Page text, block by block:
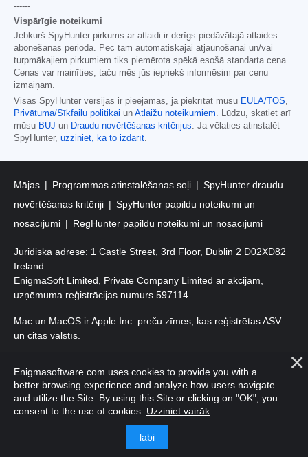
------
Vispārīgie noteikumi
Jebkurš SpyHunter pirkums ar atlaidi ir derīgs piedāvātajā atlaides
abonēšanas periodā. Pēc tam automātiskajai atjaunošanai un/vai
turpmākajiem pirkumiem tiks piemērota spēkā esošā standarta cena.
Cenas var mainīties, taču mēs jūs iepriekš informēsim par cenu
izmaiņām.
Visas SpyHunter versijas ir pieejamas, ja piekrītat mūsu EULA/TOS,
Privātuma/Sīkfailu politikai un Atlaižu noteikumiem. Lūdzu, skatiet arī
mūsu BUJ un Draudu novērtēšanas kritērijus. Ja vēlaties atinstalēt
SpyHunter, uzziniet, kā to izdarīt.
Mājas Programmas atinstalēšanas soļi
SpyHunter draudu
novērtēšanas kritēriji
SpyHunter papildu noteikumi un
nosacījumi
RegHunter papildu noteikumi un nosacījumi
Juridiskā adrese: 1 Castle Street, 3rd Floor, Dublin 2 D02XD82
Ireland.
EnigmaSoft Limited, Private Company Limited ar akcijām,
uzņēmuma reģistrācijas numurs 597114.
Mac un MacOS ir Apple Inc. preču zīmes, kas reģistrētas ASV
un citās valstīs.
aizsargātas.
Enigmasoftware.com uses cookies to provide you with a
better browsing experience and analyze how users navigate
and utilize the Site. By using this Site or clicking on "OK", you
consent to the use of cookies. Uzziniet vairāk